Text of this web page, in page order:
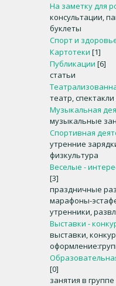
На заметку для
консультации,
буклеты
Спорт и
Картотеки [1]
Публикации [6]
статьи
театр, спектакли
Музыкальная
музыкальные
Спортивная
утренние
физкультура
Веселые -
[3]
праздничные
марафоны-
утренники,
Выставки -
выставки,
[0]
занятия в группе